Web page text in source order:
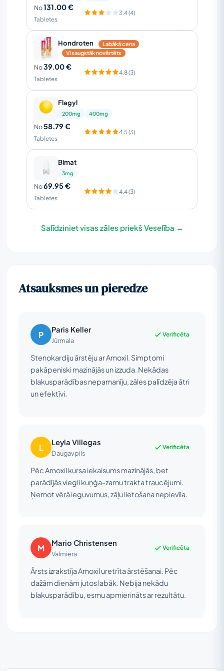
No131.00 €
Tabletes
3.4 (4)
Hondroten
Labākā cena
Visaugstāk novērtēts
No39.00 €
Tabletes
4.8 (3)
Flagyl
200mg 400mg
No58.79 €
Tabletes
4.5 (3)
Bimat
3mg
No69.95 €
Tabletes
4.4 (3)
Salīdziniet visas zāles priekš Veselība →
Atsauksmes un pieredze
P Paris Keller
Jūrmala
Verificēta
Stenokardiju ārstēju ar Amoxil. Simptomi
pakāpeniski mazinājās un izzuda. Nekādas
blakusparādības nepamanīju, zāles palīdzēja ātri
un efektīvi.
L Leyla Villegas
Daugavpils
Verificēta
Pēc Amoxil kursa iekaisums mazinājās, bet
parādījās viegli kuņģa-zarnu trakta traucējumi.
Ņemot vērā ieguvumus, zāļu lietošana nepievīla.
M Mario Christensen
Valmiera
Verificēta
Ārsts izrakstīja Amoxil uretrīta ārstēšanai. Pēc
dažām dienām jutos labāk. Nebija nekādu
blakusparādību, esmu apmierināts ar rezultātu.